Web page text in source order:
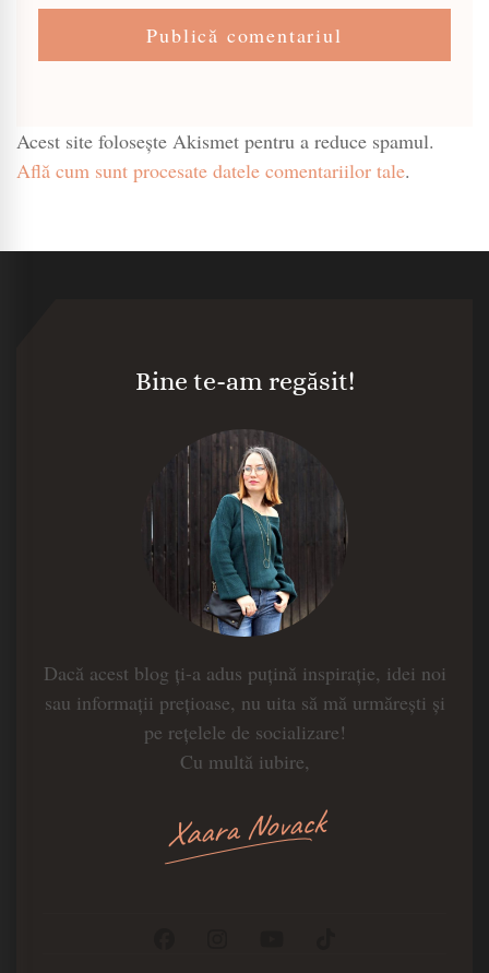
Acest site folosește Akismet pentru a reduce spamul.
Află cum sunt procesate datele comentariilor tale.
Bine te-am regăsit!
Dacă acest blog ți-a adus puțină inspirație, idei noi
sau informații prețioase, nu uita să mă urmărești și
pe rețelele de socializare!
Cu multă iubire,
Xaara Novack